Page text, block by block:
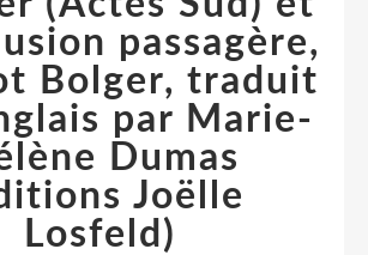
passagère,
Bolger, traduit
par Marie-
Dumas
Joëlle
Losfeld)